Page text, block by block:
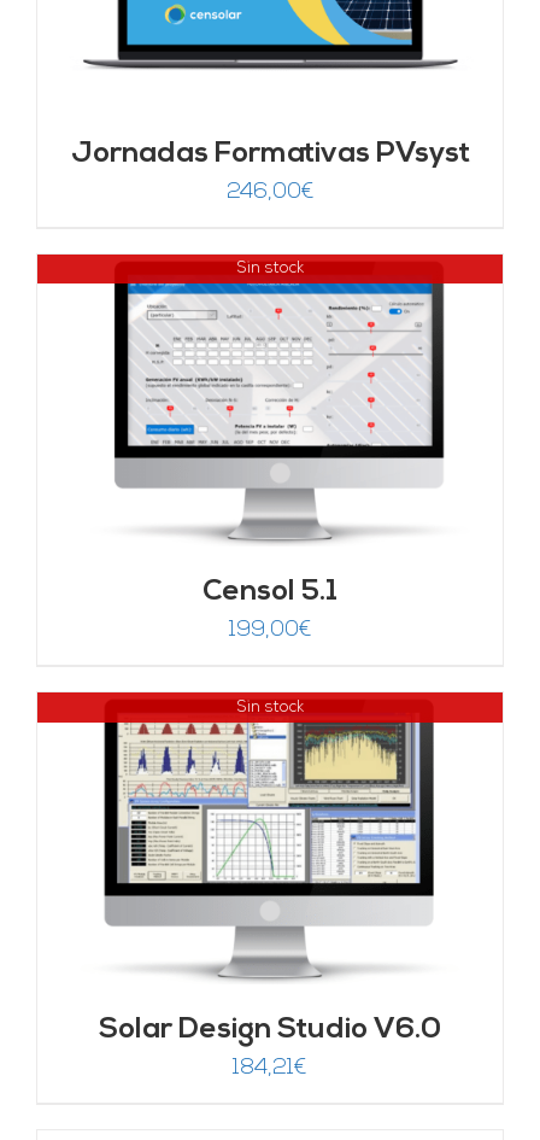
Jornadas Formativas PVsyst
246,00€
Sin stock
Censol 5.1
199,00€
Sin stock
Solar Design Studio V6.0
184,21€